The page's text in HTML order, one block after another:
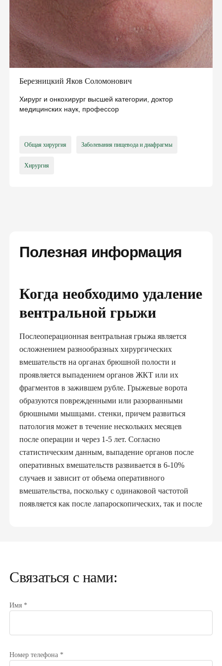
Березницкий Яков Соломонович
Хирург и онкохирург высшей категории, доктор
медицинских наук, профессор
Общая хирургия Заболевания пищевода и диафрагмы
Хирургия
Полезная информация
Когда необходимо удаление
вентральной грыжи
Послеоперационная вентральная грыжа является
осложнением разнообразных хирургических
вмешательств на органах брюшной полости и
проявляется выпадением органов ЖКТ или их
фрагментов в зажившем рубле. Грыжевые ворота
образуются поврежденными или разорванными
брюшными мышцами. стенки, причем развиться
патология может в течение нескольких месяцев
после операции и через 1-5 лет. Согласно
статистическим данным, выпадение органов после
оперативных вмешательств развивается в 6-10%
случаев и зависит от объема оперативного
вмешательства, поскольку с одинаковой частотой
появляется как после лапароскопических, так и после
общую слабость и недомогание
Лечение послеоперационной вентральной грыжи
Связаться с нами:
Имя *
Номер телефона *
БЕСПЛАТНО:
консультации семейного доктора, педиатра,
терапевта
базовые анализы
справки и больничные
электронные направления
вакцинацию и др.
ПОДПИСАТЬ ДЕКЛАРАЦИЮ ОНЛАЙН